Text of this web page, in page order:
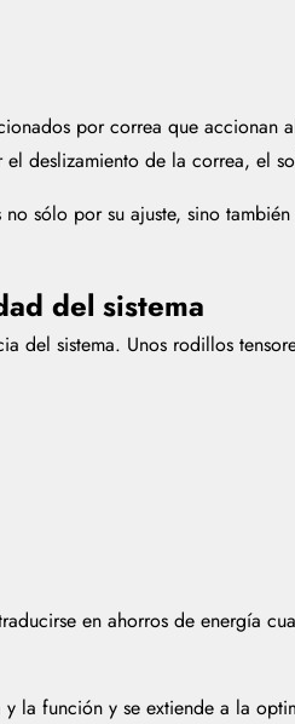
por correa que accionan
deslizamiento de la correa, el
no sólo por su ajuste, sino
del sistema
del sistema. Unos rodillos
en ahorros de energía
la función y se extiende a la